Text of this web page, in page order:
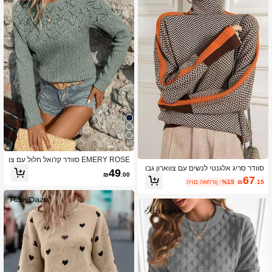
סוודר סריג אלגנטי לנשים עם צווארון גבו
ה, עיצוב צבעים חסומים וטלאים, לסתיו
₪67.15
%15 היום האחרון
10
EMERY ROSE סוודר קז'ואל חלול עם צו
וארון עגול בצבע אחיד לנשים, סתיו/חורף
₪49.00